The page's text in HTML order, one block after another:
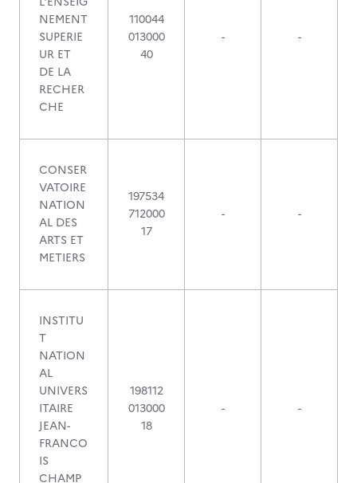
NEMENT
SUPERIE
UR ET
DE LA
RECHER
CHE
110044
013000
40
- -
CONSER
VATOIRE
NATION
AL DES
ARTS ET
METIERS
197534
712000
17
- -
INSTITU
T
NATION
AL
UNIVERS
ITAIRE
JEAN-
FRANCO
IS
CHAMP
198112
013000
18
- -